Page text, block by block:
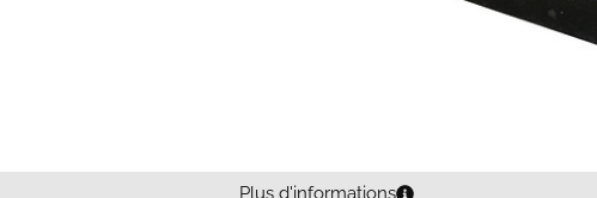
Plus d'informations